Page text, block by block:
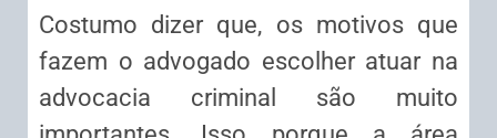
Costumo dizer que, os motivos que
fazem o advogado escolher atuar na
advocacia criminal são muito